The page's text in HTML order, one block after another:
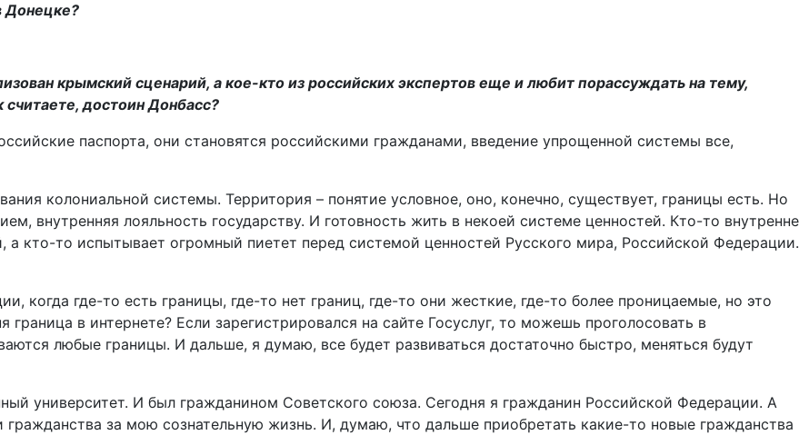
Донецке?
крымский сценарий, а кое-кто из российских экспертов еще и любит порассуждать на тему,
достоин Донбасс?
паспорта, они становятся российскими гражданами, введение упрощенной системы все,
колониальной системы. Территория – понятие условное, оно, конечно, существует, границы есть. Но
внутренняя лояльность государству. И готовность жить в некоей системе ценностей. Кто-то внутренне
кто-то испытывает огромный пиетет перед системой ценностей Русского мира, Российской Федерации.
когда где-то есть границы, где-то нет границ, где-то они жесткие, где-то более проницаемые, но это
граница в интернете? Если зарегистрировался на сайте Госуслуг, то можешь проголосовать в
любые границы. И дальше, я думаю, все будет развиваться достаточно быстро, меняться будут
университет. И был гражданином Советского союза. Сегодня я гражданин Российской Федерации. А
за мою сознательную жизнь. И, думаю, что дальше приобретать какие-то новые гражданства